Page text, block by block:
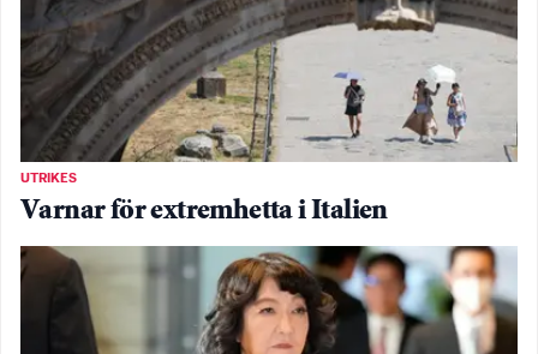
UTRIKES
Varnar för extremhetta i Italien